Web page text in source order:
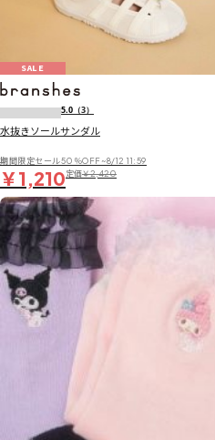
SALE
5.0 （3）
水抜きソールサンダル
期間限定セール50％OFF~8/12 11:59
￥1,210定価￥2,420